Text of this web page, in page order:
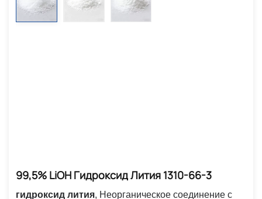
99,5% LiOH Гидроксид Лития 1310-66-3
гидроксид лития, Неорганическое соединение с